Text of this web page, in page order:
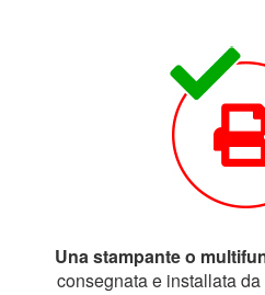
Una stampante o
consegnata e installata